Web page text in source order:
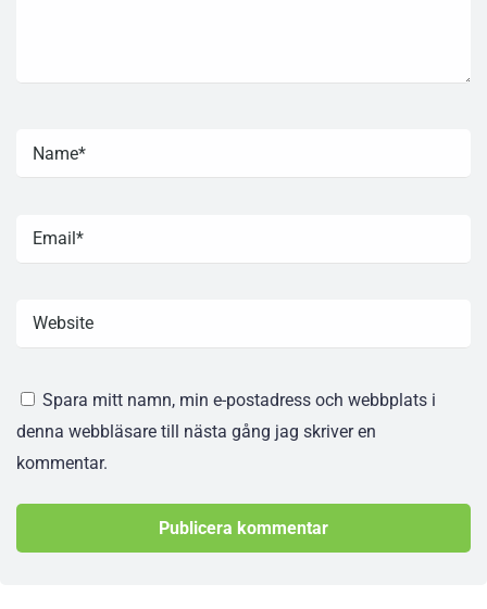
Spara mitt namn, min e-postadress och webbplats i
denna webbläsare till nästa gång jag skriver en
kommentar.